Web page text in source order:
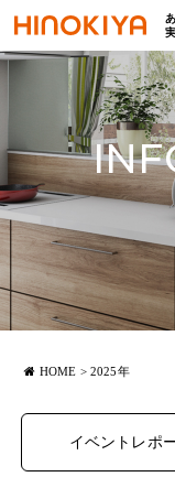
HOME > 2025年
イベントレポ